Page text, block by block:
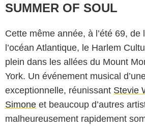
SUMMER OF SOUL
Cette même année, à l’été 69, de
l’océan Atlantique, le Harlem
plein dans les allées du Mount
York. Un événement musical
exceptionnelle, réunissant Stevie
Simone et beaucoup d’autres
malheureusement rapidement